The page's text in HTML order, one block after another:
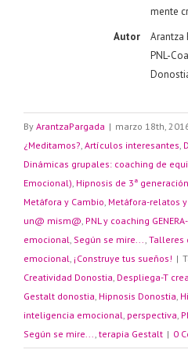
mente
Autor
Arantza
PNL-
By ArantzaPargada | marzo 18th,
¿Meditamos? Artículos interesantes
Dinámicas grupales: coaching de
Emocional) Hipnosis de 3ª
Metáfora y Cambio Metáfora-relatos
un@ mism@ PNL y coaching
emocional Según se mire...
Talleres
emocional ¡Construye tus sueños! |
Creatividad Donostia Despliega-T
Gestalt donostia Hipnosis Donostia
inteligencia emocional perspectiva
Según se mire...
terapia Gestalt | 0